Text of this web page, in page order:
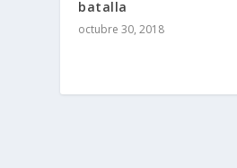
batalla
octubre 30, 2018